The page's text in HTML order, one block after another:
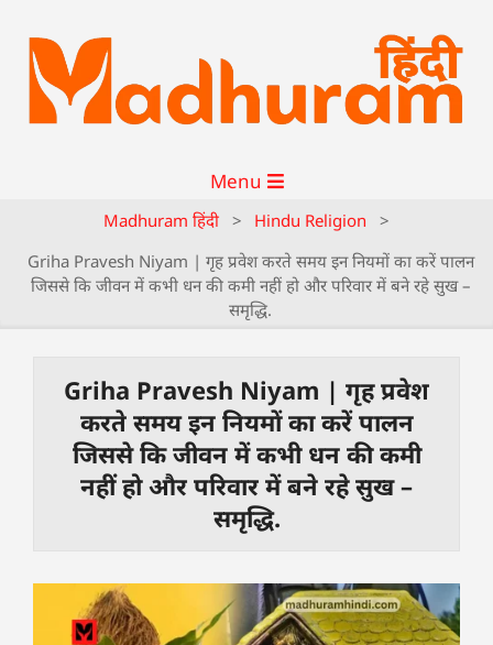
Menu
Madhuram हिंदी > Hindu Religion
>
Griha Pravesh Niyam | गृह प्रवेश करते समय इन नियमों का करें पालन
जिससे कि जीवन में कभी धन की कमी नहीं हो और परिवार में बने रहे सुख –
समृद्धि.
Griha Pravesh Niyam | गृह प्रवेश
करते समय इन नियमों का करें पालन
जिससे कि जीवन में कभी धन की कमी
नहीं हो और परिवार में बने रहे सुख –
समृद्धि.